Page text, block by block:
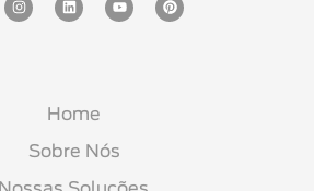
Home
Sobre Nós